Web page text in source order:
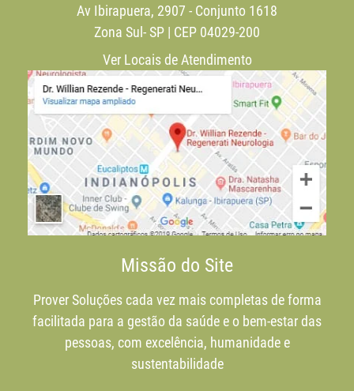
Av Ibirapuera, 2907 - Conjunto 1618
Zona Sul- SP | CEP 04029-200
Ver Locais de Atendimento
Missão do Site
Prover Soluções cada vez mais completas de forma
facilitada para a gestão da saúde e o bem-estar das
pessoas, com excelência, humanidade e
sustentabilidade